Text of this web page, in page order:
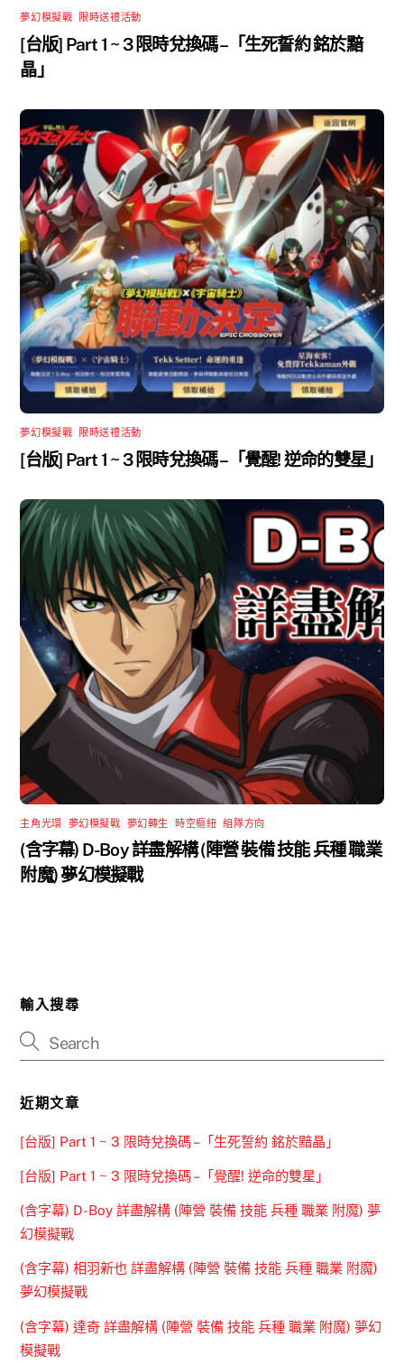
夢幻模擬戰 限時送禮活動
[台版] Part 1 ~ 3 限時兌換碼 –「生死誓約 銘於黯
晶」
夢幻模擬戰 限時送禮活動
[台版] Part 1 ~ 3 限時兌換碼 –「覺醒! 逆命的雙星」
主角光環 夢幻模擬戰 夢幻轉生 ,時空樞紐 ,組隊方向
(含字幕) D-Boy 詳盡解構 (陣營 裝備 技能 兵種 職業
附魔) 夢幻模擬戰
輸入搜尋
近期文章
[台版] Part 1 ~ 3 限時兌換碼 –「生死誓約 銘於黯晶」
[台版] Part 1 ~ 3 限時兌換碼 –「覺醒! 逆命的雙星」
(含字幕) D-Boy 詳盡解構 (陣營 裝備 技能 兵種 職業 附魔) 夢
幻模擬戰
(含字幕) 相羽新也 詳盡解構 (陣營 裝備 技能 兵種 職業 附魔)
夢幻模擬戰
(含字幕) 達奇 詳盡解構 (陣營 裝備 技能 兵種 職業 附魔) 夢幻
模擬戰